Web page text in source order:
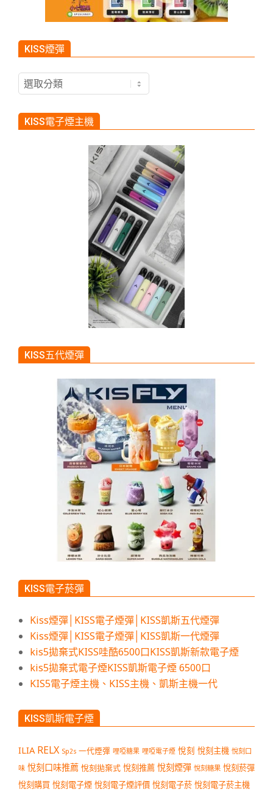
KISS煙彈
KISS
煙
KISS電子煙主機
KISS五代煙彈
KISS電子菸彈
Kiss煙彈│KISS電子煙彈│KISS凱斯五代煙彈
Kiss煙彈│KISS電子煙彈│KISS凱斯一代煙彈
kis5拋棄式KISS哇酷6500口KISS凱斯新款電子煙
kis5拋棄式電子煙KISS凱斯電子煙 6500口
KIS5電子煙主機、KISS主機、凱斯主機一代
KISS凱斯電子煙
ILIA RELX Sp2s 一代煙彈 哩啞糖果 哩啞電子煙 悅刻 悅刻主機 悅刻口
味 悅刻口味推薦 悅刻拋棄式 悅刻推薦 悅刻煙彈 悅刻糖果 悅刻菸彈
悅刻購買 悅刻電子煙 悅刻電子煙評價 悅刻電子菸 悅刻電子菸主機